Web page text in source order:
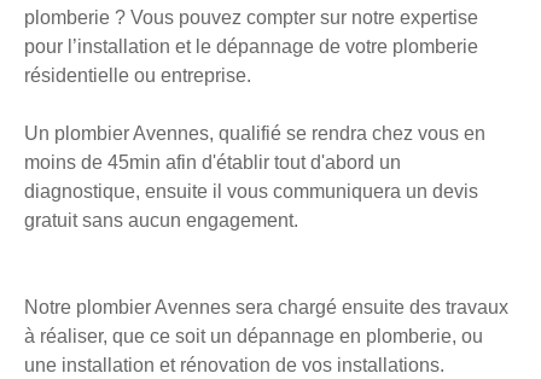
plomberie ? Vous pouvez compter sur notre expertise
pour l’installation et le dépannage de votre plomberie
résidentielle ou entreprise.
Un plombier Avennes, qualifié se rendra chez vous en
moins de 45min afin d'établir tout d'abord un
diagnostique, ensuite il vous communiquera un devis
gratuit sans aucun engagement.
Notre plombier Avennes sera chargé ensuite des travaux
à réaliser, que ce soit un dépannage en plomberie, ou
une installation et rénovation de vos installations.